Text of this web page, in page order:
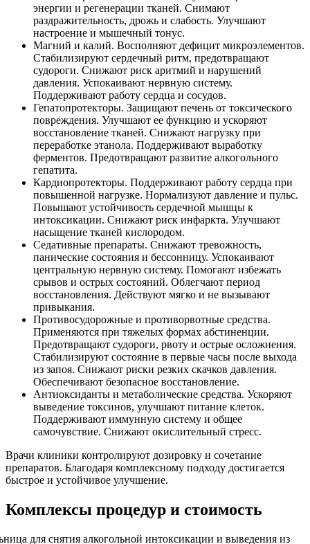
энергии и регенерации тканей. Снимают
раздражительность, дрожь и слабость. Улучшают
настроение и мышечный тонус.
Магний и калий. Восполняют дефицит микроэлементов.
Стабилизируют сердечный ритм, предотвращают
судороги. Снижают риск аритмий и нарушений
давления. Успокаивают нервную систему.
Поддерживают работу сердца и сосудов.
Гепатопротекторы. Защищают печень от токсического
повреждения. Улучшают ее функцию и ускоряют
восстановление тканей. Снижают нагрузку при
переработке этанола. Поддерживают выработку
ферментов. Предотвращают развитие алкогольного
гепатита.
Кардиопротекторы. Поддерживают работу сердца при
повышенной нагрузке. Нормализуют давление и пульс.
Повышают устойчивость сердечной мышцы к
интоксикации. Снижают риск инфаркта. Улучшают
насыщение тканей кислородом.
Седативные препараты. Снижают тревожность,
панические состояния и бессонницу. Успокаивают
центральную нервную систему. Помогают избежать
срывов и острых состояний. Облегчают период
восстановления. Действуют мягко и не вызывают
привыкания.
Противосудорожные и противорвотные средства.
Применяются при тяжелых формах абстиненции.
Предотвращают судороги, рвоту и острые осложнения.
Стабилизируют состояние в первые часы после выхода
из запоя. Снижают риски резких скачков давления.
Обеспечивают безопасное восстановление.
Антиоксиданты и метаболические средства. Ускоряют
выведение токсинов, улучшают питание клеток.
Поддерживают иммунную систему и общее
самочувствие. Снижают окислительный стресс.
Врачи клиники контролируют дозировку и сочетание
препаратов. Благодаря комплексному подходу достигается
быстрое и устойчивое улучшение.
Комплексы процедур и стоимость